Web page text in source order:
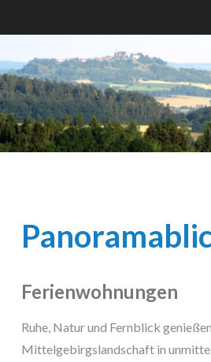
Ferienwohnungen
Ruhe, Natur und Fernblick
Mittelgebirgslandschaft in